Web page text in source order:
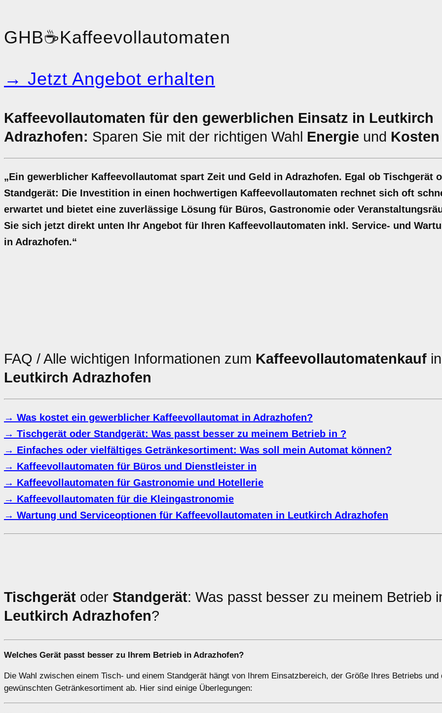
GHB☕Kaffeevollautomaten
→ Jetzt Angebot erhalten
Kaffeevollautomaten für den gewerblichen Einsatz in Leutkirch
Adrazhofen: Sparen Sie mit der richtigen Wahl Energie und Kosten
„Ein gewerblicher Kaffeevollautomat spart Zeit und Geld in Adrazhofen. Egal ob Tischgerät
Standgerät: Die Investition in einen hochwertigen Kaffeevollautomaten rechnet sich oft
erwartet und bietet eine zuverlässige Lösung für Büros, Gastronomie oder
Sie sich jetzt direkt unten Ihr Angebot für Ihren Kaffeevollautomaten inkl. Service- und
in Adrazhofen.“
FAQ / Alle wichtigen Informationen zum Kaffeevollautomatenkauf in
Leutkirch Adrazhofen
→ Was kostet ein gewerblicher Kaffeevollautomat in Adrazhofen?
→ Tischgerät oder Standgerät: Was passt besser zu meinem Betrieb in ?
→ Einfaches oder vielfältiges Getränkesortiment: Was soll mein Automat können?
→ Kaffeevollautomaten für Büros und Dienstleister in
→ Kaffeevollautomaten für Gastronomie und Hotellerie
→ Kaffeevollautomaten für die Kleingastronomie
→ Wartung und Serviceoptionen für Kaffeevollautomaten in Leutkirch Adrazhofen
Tischgerät oder Standgerät: Was passt besser zu meinem Betrieb
Leutkirch Adrazhofen?
Welches Gerät passt besser zu Ihrem Betrieb in Adrazhofen?
Die Wahl zwischen einem Tisch- und einem Standgerät hängt von Ihrem Einsatzbereich, der Größe Ihres Betriebs und
gewünschten Getränkesortiment ab. Hier sind einige Überlegungen: